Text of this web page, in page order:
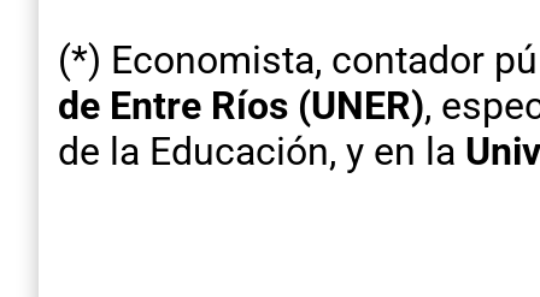
(*) Economista, contador
de Entre Ríos (UNER),
de la Educación, y en la